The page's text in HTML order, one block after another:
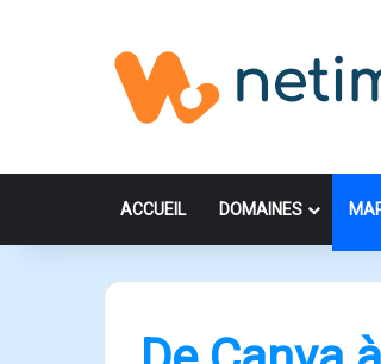
ACCUEIL DOMAINES